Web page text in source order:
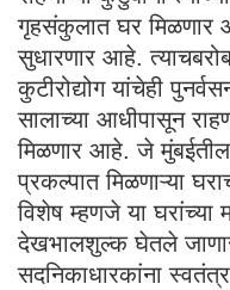
गृहसंकुलात घर मिळणार
सुधारणार आहे.
कुटीरोद्योग यांचेही
सालाच्या आधीपासून
मिळणार आहे. जे
प्रकल्पात मिळणाऱ्या
विशेष म्हणजे या
देखभालशुल्क घेतले
सदनिकाधारकांना